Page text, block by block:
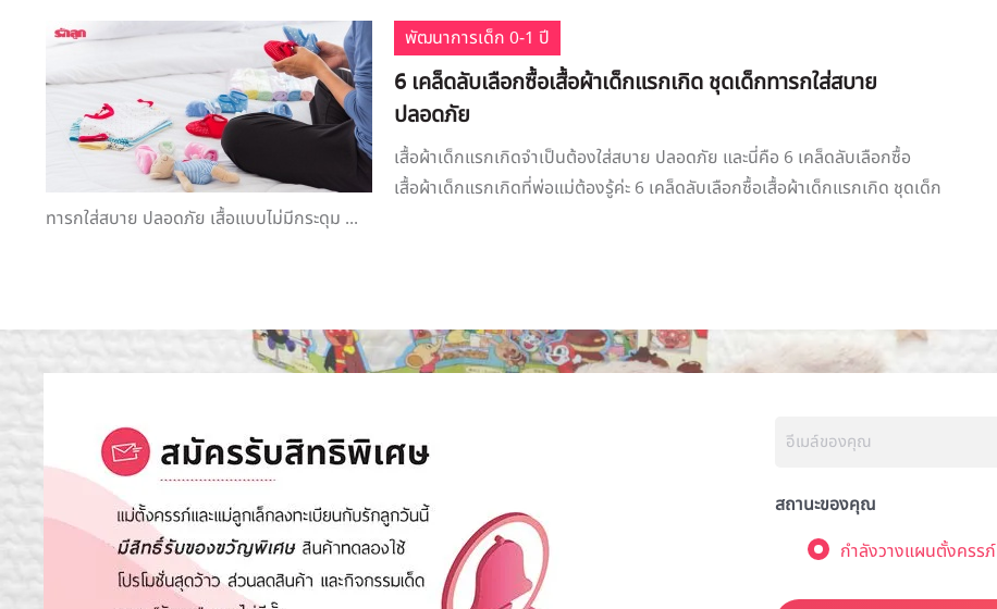
พัฒนาการเด็ก 0-1 ปี
6 เคล็ดลับเลือกซื้อเสื้อผ้าเด็กแรกเกิด ชุดเด็กทารกใส่สบาย
ปลอดภัย
เสื้อผ้าเด็กแรกเกิดจำเป็นต้องใส่สบาย ปลอดภัย และนี่คือ 6 เคล็ดลับเลือกซื้อ
เสื้อผ้าเด็กแรกเกิดที่พ่อแม่ต้องรู้ค่ะ 6 เคล็ดลับเลือกซื้อเสื้อผ้าเด็กแรกเกิด ชุดเด็ก
ทารกใส่สบาย ปลอดภัย เสื้อแบบไม่มีกระดุม ...
สถานะของคุณ
กำลังวางแผนตั้งครรภ์